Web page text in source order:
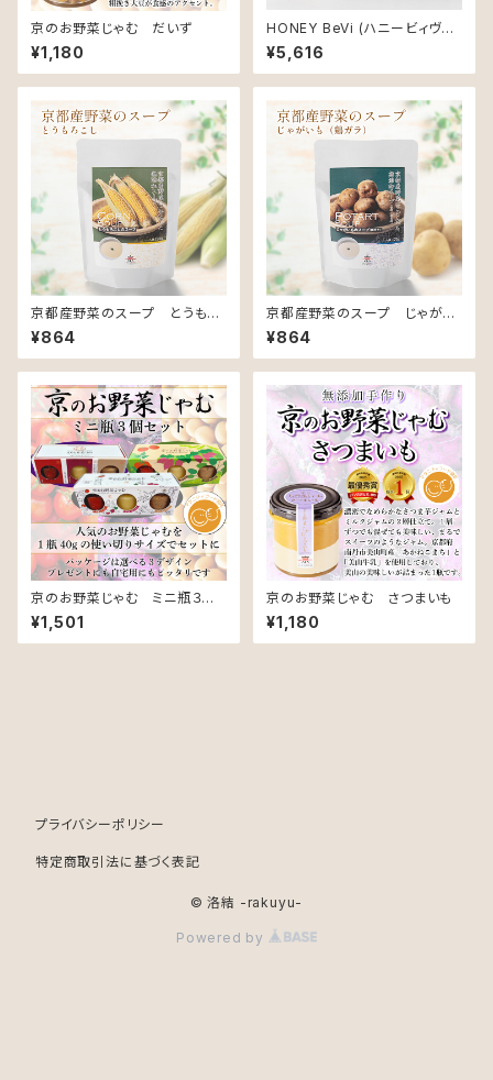
京のお野菜じゃむ だいず
¥1,180
HONEY BeVi (ハニービィヴィ)
/ 200ml×1本セット
¥5,616
京都産野菜のスープ とうもろ
こし
¥864
京都産野菜のスープ じゃがい
も（鶏ガラ）
¥864
京のお野菜じゃむ ミニ瓶３個
セット
¥1,501
京のお野菜じゃむ さつまいも
¥1,180
プライバシーポリシー
特定商取引法に基づく表記
© 洛結 -rakuyu-
Powered by